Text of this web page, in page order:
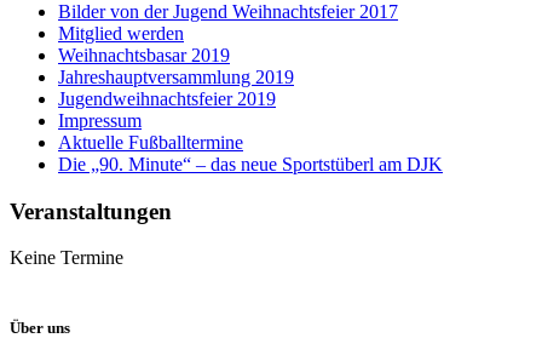
Bilder von der Jugend Weihnachtsfeier 2017
Mitglied werden
Weihnachtsbasar 2019
Jahreshauptversammlung 2019
Jugendweihnachtsfeier 2019
Impressum
Aktuelle Fußballtermine
Die „90. Minute“ – das neue Sportstüberl am DJK
Veranstaltungen
Keine Termine
Über uns